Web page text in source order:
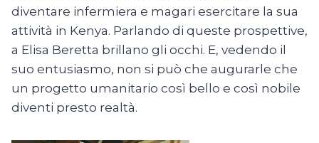
diventare infermiera e magari esercitare la sua
attività in Kenya. Parlando di queste prospettive,
a Elisa Beretta brillano gli occhi. E, vedendo il
suo entusiasmo, non si può che augurarle che
un progetto umanitario così bello e così nobile
diventi presto realtà.